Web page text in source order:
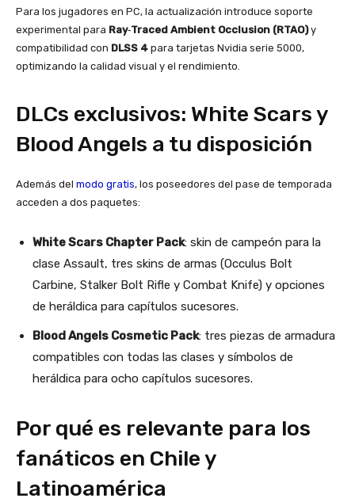
Para los jugadores en PC, la actualización introduce soporte
experimental para Ray‑Traced Ambient Occlusion (RTAO)y
compatibilidad con DLSS 4 para tarjetas Nvidia serie 5000,
optimizando la calidad visual y el rendimiento.
DLCs exclusivos: White Scars y
Blood Angels a tu disposición
Además del modo gratis, los poseedores del pase de temporada
acceden a dos paquetes:
White Scars Chapter Pack: skin de campeón para la
clase Assault, tres skins de armas (Occulus Bolt
Carbine, Stalker Bolt Rifle y Combat Knife) y opciones
de heráldica para capítulos sucesores.
Blood Angels Cosmetic Pack: tres piezas de armadura
compatibles con todas las clases y símbolos de
heráldica para ocho capítulos sucesores.
Por qué es relevante para los
fanáticos en Chile y
Latinoamérica